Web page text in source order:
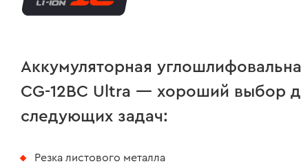
Аккумуляторная
CG-12BC Ultra — хороший выбор
следующих задач:
Резка листового металла